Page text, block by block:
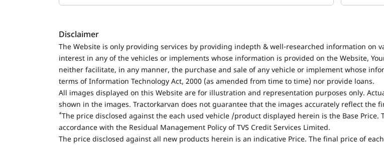
Disclaimer
The Website is only providing services by providing indepth & well-researched information on
interest in any of the vehicles or implements whose information is provided on the Website,
neither facilitate, in any manner, the purchase and sale of any vehicle or implement whose
terms of Information Technology Act, 2000 (as amended from time to time) nor provide loans.
All images displayed on this Website are for illustration and representation purposes only.
shown in the images. Tractorkarvan does not guarantee that the images accurately reflect the
*The price disclosed against the each used vehicle /product displayed herein is the Base
accordance with the Residual Management Policy of TVS Credit Services Limited.
The price disclosed against all new products herein is an indicative Price. The final price of